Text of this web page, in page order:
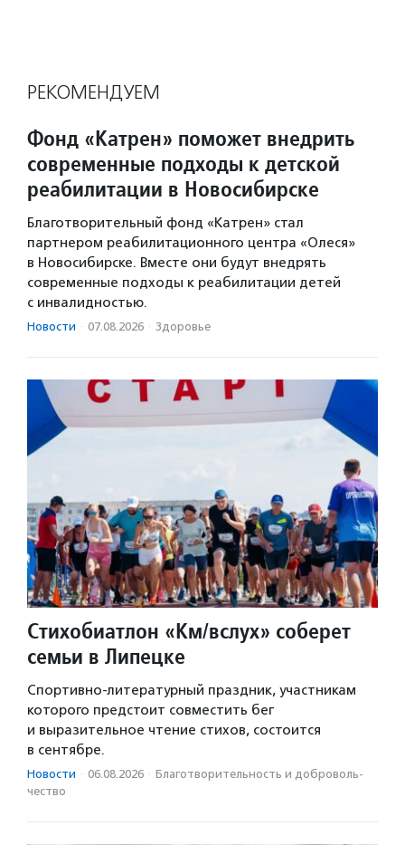
РЕКОМЕНДУЕМ
Фонд «Катрен» поможет внедрить
современные подходы к детской
реабилитации в Новосибирске
Благотворительный фонд «Катрен» стал
партнером реабилитационного центра «Олеся»
в Новосибирске. Вместе они будут внедрять
современные подходы к реабилитации детей
с инвалидностью.
Новости · 07.08.2026 · Здоровье
Стихобиатлон «Км/вслух» соберет
семьи в Липецке
Спортивно-литературный праздник, участникам
которого предстоит совместить бег
и выразительное чтение стихов, состоится
в сентябре.
Новости · 06.08.2026 · Благотвори­тель­ность и доброволь­
чест­во